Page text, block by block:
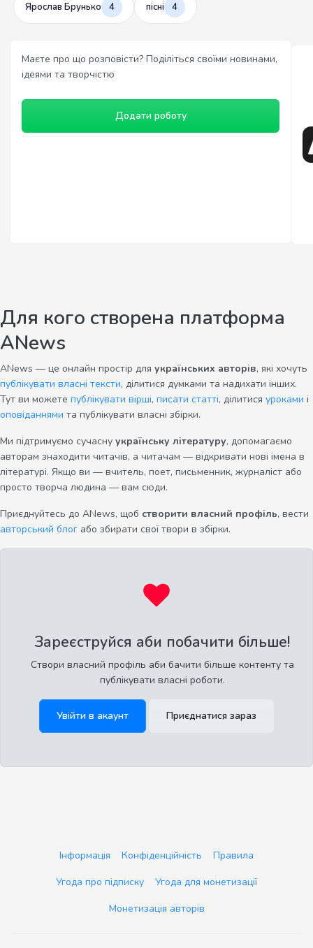
Ярослав Брунько 4 пісні 4
Маєте про що розповісти? Поділіться своїми новинами,
ідеями та творчістю
Додати роботу
Для кого створена платформа
ANews
ANews — це онлайн простір для українських авторів, які хочуть
публікувати власні тексти, ділитися думками та надихати інших.
Тут ви можете публікувати вірші, писати статті, ділитися уроками і
оповіданнями та публікувати власні збірки.
Ми підтримуємо сучасну українську літературу, допомагаємо
авторам знаходити читачів, а читачам — відкривати нові імена в
літературі. Якщо ви — вчитель, поет, письменник, журналіст або
просто творча людина — вам сюди.
Приєднуйтесь до ANews, щоб створити власний профіль, вести
авторський блог або збирати свої твори в збірки.
Зареєструйся аби побачити більше!
Створи власний профіль аби бачити більше контенту та
публікувати власні роботи.
Увійти в акаунт Приєднатися зараз
Інформація Конфіденційність
Правила
Угода про підписку
Угода для монетизації
Монетизація авторів